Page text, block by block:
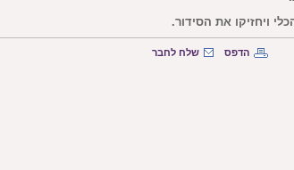
ויחזיקו את הסידור.
הדפס שלח לחבר